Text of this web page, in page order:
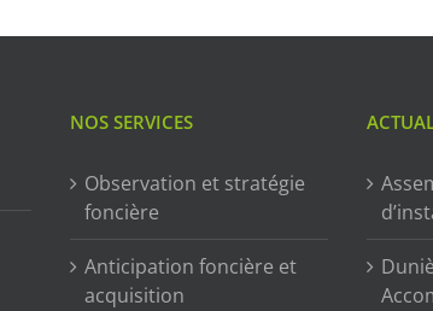
NOS SERVICES
Observation et stratégie
foncière
Anticipation foncière et
acquisition